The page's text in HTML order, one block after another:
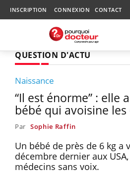
INSCRIPTION CONNEXION CONTACT
QUESTION D'ACTU
Naissance
“Il est énorme” : elle
bébé qui avoisine les
Par Sophie Raffin
Un bébé de près de 6 kg a
décembre dernier aux
médecins sans voix.